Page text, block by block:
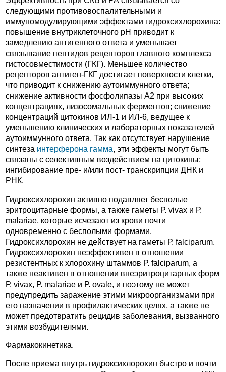
следующими противовоспалительными и
иммуномодулирующими эффектами гидроксихлорохина:
повышение внутриклеточного pH приводит к
замедлению антигенного ответа и уменьшает
связывание пептидов рецепторов главного комплекса
гистосовместимости (ГКГ). Меньшее количество
рецепторов антиген-ГКГ достигает поверхности клетки,
что приводит к снижению аутоиммунного ответа;
снижение активности фосфолипазы А2 при высоких
концентрациях, лизосомальных ферментов; снижение
концентраций цитокинов ИЛ-1 и ИЛ-6, ведущее к
уменьшению клинических и лабораторных показателей
аутоиммунного ответа. Так как отсутствует нарушение
синтеза интерферона гамма, эти эффекты могут быть
связаны с селективным воздействием на цитокины;
ингибирование пре- и/или пост- транскрипции ДНК и
РНК.
Гидроксихлорохин активно подавляет бесполые
эритроцитарные формы, а также гаметы Р. vivax и Р.
malariae, которые исчезают из крови почти
одновременно с бесполыми формами.
Гидроксихлорохин не действует на гаметы Р. falciparum.
Гидроксихлорохин неэффективен в отношении
резистентных к хлорохину штаммов Р. falciparum, а
также неактивен в отношении внеэритроцитарных форм
Р. vivax, Р. malariae и Р. ovale, и поэтому не может
предупредить заражение этими микроорганизмами при
его назначении в профилактических целях, а также не
может предотвратить рецидив заболевания, вызванного
этими возбудителями.
Фармакокинетика.
После приема внутрь гидроксихлорохин быстро и почти